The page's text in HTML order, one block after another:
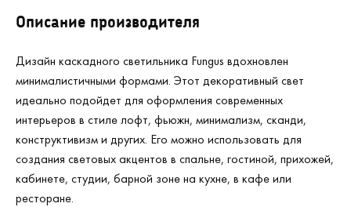
Описание производителя
Дизайн каскадного светильника Fungus вдохновлен
минималистичными формами. Этот декоративный свет
идеально подойдет для оформления современных
интерьеров в стиле лофт, фьюжн, минимализм, сканди,
конструктивизм и других. Его можно использовать для
создания световых акцентов в спальне, гостиной, прихожей,
кабинете, студии, барной зоне на кухне, в кафе или
ресторане.